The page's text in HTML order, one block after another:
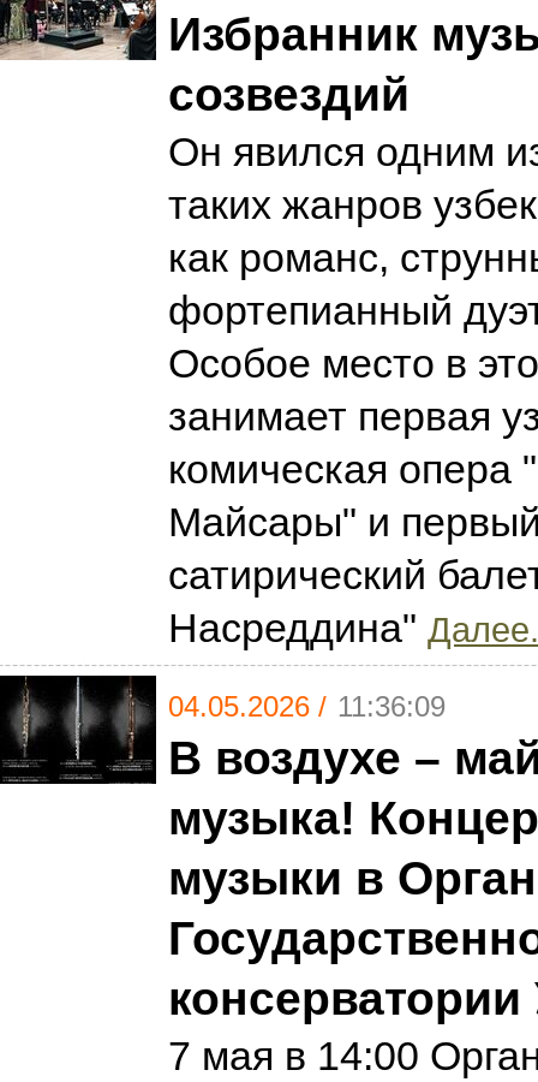
Избранник
созвездий
Он явился одним
таких жанров
как романс,
фортепианный
Особое место в
занимает первая
комическая опера
Майсары" и
сатирический
Насреддина"
04.05.2026 / 11:36:09
В воздухе –
музыка!
музыки в
консерватории
7 мая в 14:00